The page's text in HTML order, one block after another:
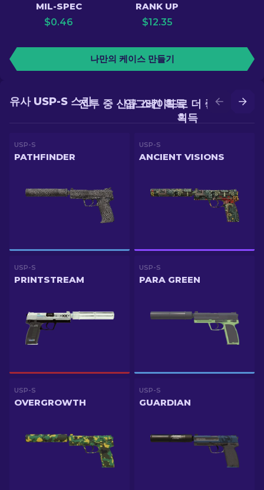
MIL-SPEC
$0.46
RANK UP
$12.35
나만의 케이스 만들기
업그레이드로 더 좋은 스킨
획득
전투 중 신규 스킨 획득
유사 USP-S 스킨
USP-S
PATHFINDER
USP-S
ANCIENT VISIONS
USP-S
PRINTSTREAM
USP-S
PARA GREEN
USP-S
OVERGROWTH
USP-S
GUARDIAN